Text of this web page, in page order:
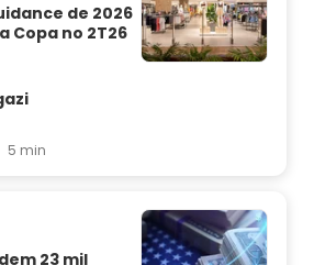
de 2026
Copa no 2T26
5 min
23 mil